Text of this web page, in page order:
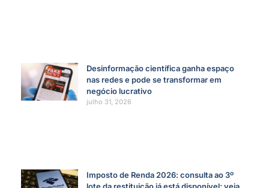
Desinformação científica ganha espaço
nas redes e pode se transformar em
negócio lucrativo
julho 31, 2026
Imposto de Renda 2026: consulta ao 3º